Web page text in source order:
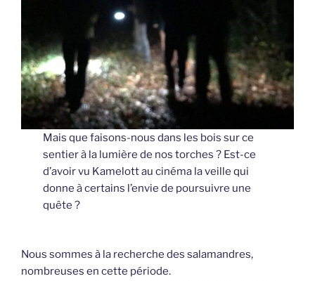
Mais que faisons-nous dans les bois sur ce
sentier à la lumière de nos torches ? Est-ce
d’avoir vu Kamelott au cinéma la veille qui
donne à certains l’envie de poursuivre une
quête ?
Nous sommes à la recherche des salamandres,
nombreuses en cette période.